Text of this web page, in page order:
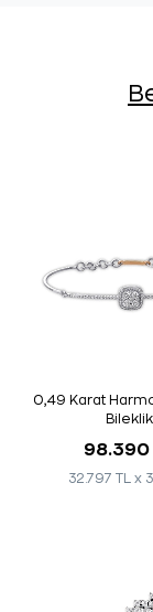
0,49 Karat
Bileklik
98.390
32.797 TL x